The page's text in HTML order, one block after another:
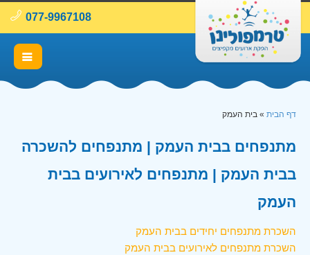
077-9967108
דף הבית » בית העמק
מתנפחים בבית העמק | מתנפחים להשכרה
בבית העמק | מתנפחים לאירועים בבית
העמק
השכרת מתנפחים יחידים בבית העמק
השכרת מתנפחים לאירועים בבית העמק